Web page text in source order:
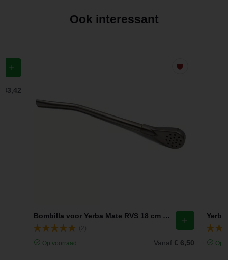
Ook interessant
33,42
Bombilla voor Yerba Mate RVS 18 cm Traditioneel Chacult
Op voorraad Vanaf € 6,50 Op